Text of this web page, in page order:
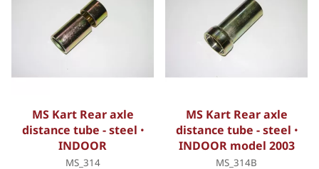
MS Kart Rear axle
distance tube - steel ꞏ
INDOOR
MS_314
MS Kart Rear axle
distance tube - steel ꞏ
INDOOR model 2003
MS_314B